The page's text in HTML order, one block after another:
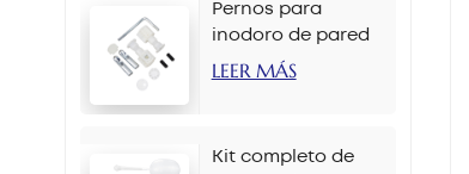
Pernos para
inodoro de pared
M12 x 70 mm
LEER MÁS
Kit completo de